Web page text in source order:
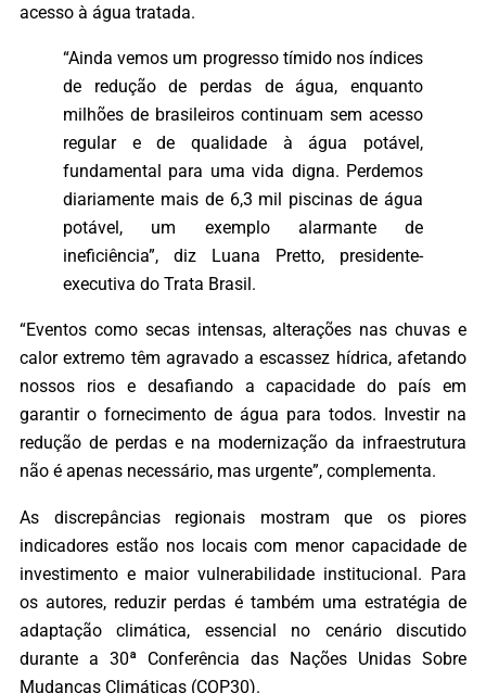
acesso à água tratada.
“Ainda vemos um progresso tímido nos índices
de redução de perdas de água, enquanto
milhões de brasileiros continuam sem acesso
regular e de qualidade à água potável,
fundamental para uma vida digna. Perdemos
diariamente mais de 6,3 mil piscinas de água
potável, um exemplo alarmante de
ineficiência”, diz Luana Pretto, presidente-
executiva do Trata Brasil.
“Eventos como secas intensas, alterações nas chuvas e
calor extremo têm agravado a escassez hídrica, afetando
nossos rios e desafiando a capacidade do país em
garantir o fornecimento de água para todos. Investir na
redução de perdas e na modernização da infraestrutura
não é apenas necessário, mas urgente”, complementa.
As discrepâncias regionais mostram que os piores
indicadores estão nos locais com menor capacidade de
investimento e maior vulnerabilidade institucional. Para
os autores, reduzir perdas é também uma estratégia de
adaptação climática, essencial no cenário discutido
durante a 30ª Conferência das Nações Unidas Sobre
Mudanças Climáticas (COP30).